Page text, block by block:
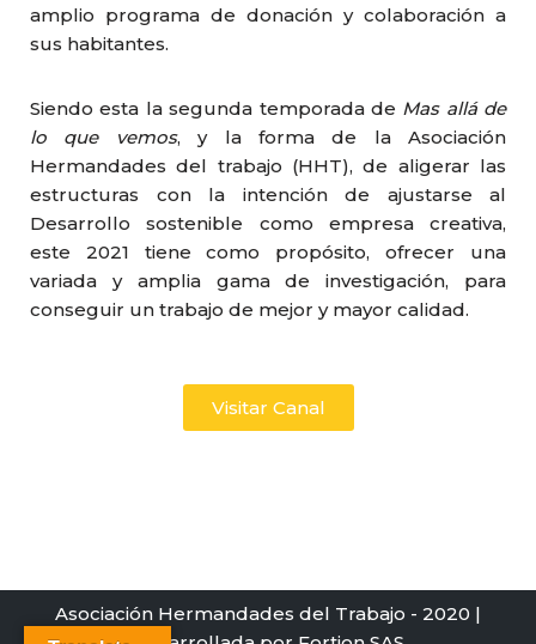
amplio programa de donación y colaboración a
sus habitantes.
Siendo esta la segunda temporada de Mas allá de
lo que vemos, y la forma de la Asociación
Hermandades del trabajo (HHT), de aligerar las
estructuras con la intención de ajustarse al
Desarrollo sostenible como empresa creativa,
este 2021 tiene como propósito, ofrecer una
variada y amplia gama de investigación, para
conseguir un trabajo de mejor y mayor calidad.
Visitar Canal
Asociación Hermandades del Trabajo - 2020 |